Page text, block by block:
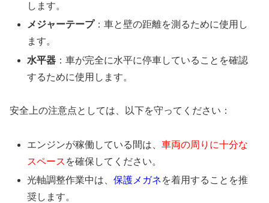
します。
メジャーテープ：車と壁の距離を測るために使用し
ます。
水平器 ：車が完全に水平に停車していることを確認
するために使用します。
安全上の注意点としては、以下を守ってください：
エンジンが稼働している間は、車両の周りに十分な
スペース を確保してください。
光軸調整作業中は、保護メガネを着用することを推
奨します。